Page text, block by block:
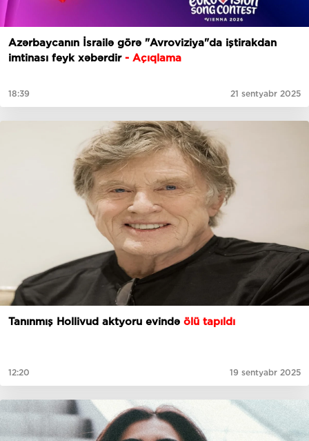
Azərbaycanın İsrailə görə "Avroviziya"da iştirakdan
imtinası feyk xəbərdir - Açıqlama
18:39 21 sentyabr 2025
Tanınmış Hollivud aktyoru evində ölü tapıldı
12:20 19 sentyabr 2025